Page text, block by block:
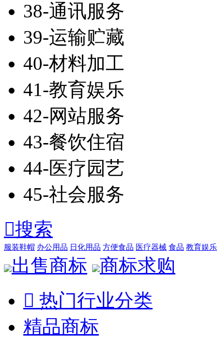
38-通讯服务
39-运输贮藏
40-材料加工
41-教育娱乐
42-网站服务
43-餐饮住宿
44-医疗园艺
45-社会服务
搜索
服装鞋帽 办公用品 日化用品 方便食品 医疗器械 食品 教育娱乐
出售商标
商标求购
 热门行业分类
精品商标